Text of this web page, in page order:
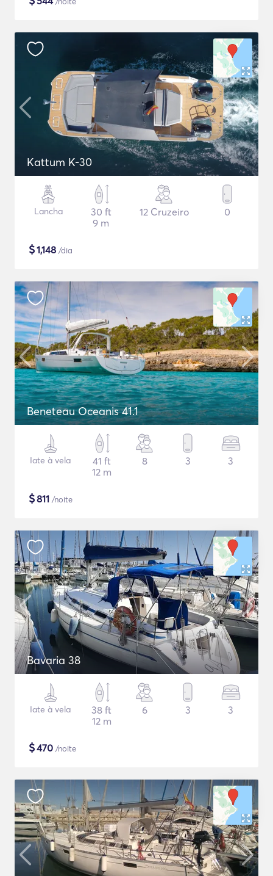
Kattum K-30
Lancha
30 ft
9 m
12 Cruzeiro 0
$1,148 /dia
Beneteau Oceanis 41.1
Iate à vela
41 ft
12 m
8 3 3
$811 /noite
Bavaria 38
Iate à vela
38 ft
12 m
6 3 3
$470 /noite